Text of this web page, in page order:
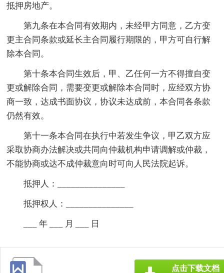
抵押房地产。
第九条在本合同有效期内，未经甲方同意，乙方变
更主合同条款或延长主合同履行期限的，甲方可自行解
除本合同。
第十条本合同生效后，甲、乙任何一方不得擅自变
更或解除合同，需要变更或解除本合同时，应经双方协
商一致，达成书面协议，协议未达成前，本合同各条款
仍然有效。
第十一条本合同在执行中若发生争议，甲乙双方应
采取协商办法解决或共同向仲裁机构申请调解或仲裁，
不能协商或达不成仲裁意向时可向人民法院起诉。
抵押人：_______________
抵押权人：_______________
___ 年 ___ 月 ___ 日
点击下载文档